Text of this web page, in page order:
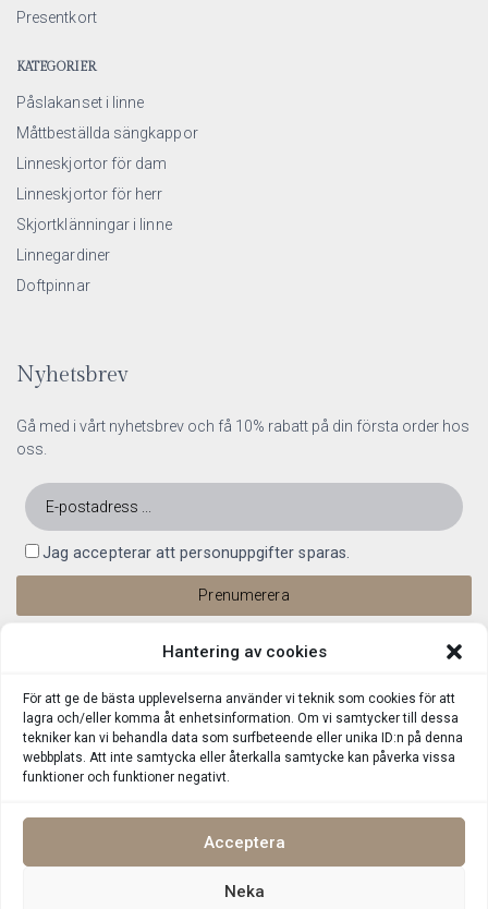
Hantering av cookies
För att ge de bästa upplevelserna använder vi teknik som cookies för att
lagra och/eller komma åt enhetsinformation. Om vi samtycker till dessa
tekniker kan vi behandla data som surfbeteende eller unika ID:n på denna
webbplats. Att inte samtycka eller återkalla samtycke kan påverka vissa
funktioner och funktioner negativt.
Acceptera
Neka
Presentkort
KATEGORIER
Påslakanset i linne
Måttbeställda sängkappor
Linneskjortor för dam
Linneskjortor för herr
Skjortklänningar i linne
Linnegardiner
Doftpinnar
Nyhetsbrev
Gå med i vårt nyhetsbrev och få 10% rabatt på din första order hos
oss.
Jag accepterar att personuppgifter sparas.
Integritetspolicy